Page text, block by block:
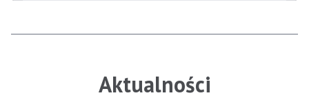
Aktualności